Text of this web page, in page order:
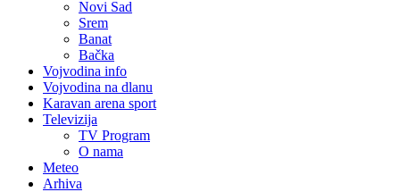
Novi Sad
Srem
Banat
Bačka
Vojvodina info
Vojvodina na dlanu
Karavan arena sport
Televizija
TV Program
O nama
Meteo
Arhiva